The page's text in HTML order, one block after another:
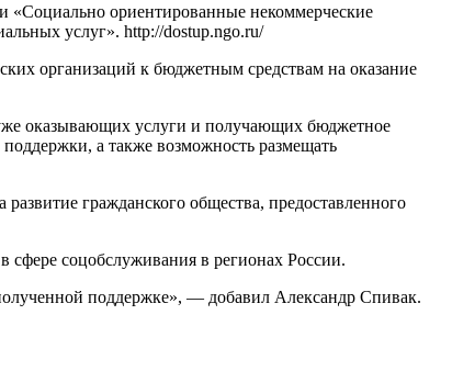
«Социально ориентированные некоммерческие
услуг». http://dostup.ngo.ru/
организаций к бюджетным средствам на оказание
оказывающих услуги и получающих бюджетное
а также возможность размещать
гражданского общества, предоставленного
соцобслуживания в регионах России.
поддержке», — добавил Александр Спивак.